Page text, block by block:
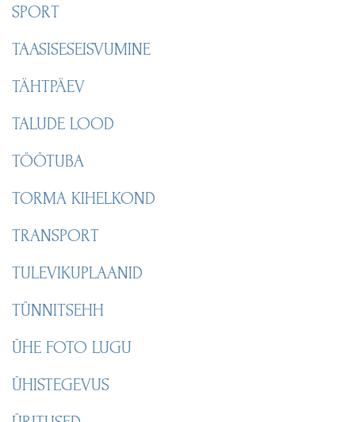
SPORT
TAASISESEISVUMINE
TÄHTPÄEV
TALUDE LOOD
TÖÖTUBA
TORMA KIHELKOND
TRANSPORT
TULEVIKUPLAANID
TÜNNITSEHH
ÜHE FOTO LUGU
ÜHISTEGEVUS